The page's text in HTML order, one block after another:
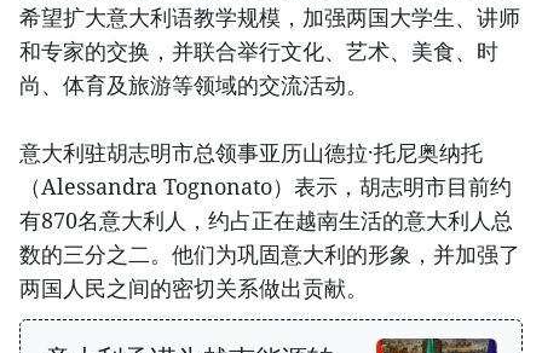
希望扩大意大利语教学规模，加强两国大学生、讲师
和专家的交换，并联合举行文化、艺术、美食、时
尚、体育及旅游等领域的交流活动。
意大利驻胡志明市总领事亚历山德拉·托尼奥纳托
（Alessandra Tognonato）表示，胡志明市目前约
有870名意大利人，约占正在越南生活的意大利人总
数的三分之二。他们为巩固意大利的形象，并加强了
两国人民之间的密切关系做出贡献。